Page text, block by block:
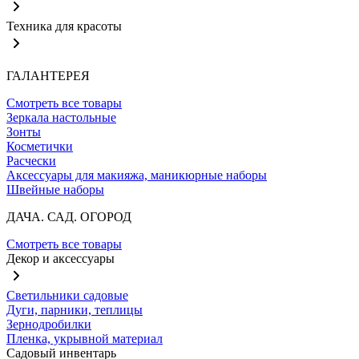
Техника для красоты
ГАЛАНТЕРЕЯ
Смотреть все товары
Зеркала настольные
Зонты
Косметички
Расчески
Аксессуары для макияжа, маникюрные наборы
Швейные наборы
ДАЧА. САД. ОГОРОД
Смотреть все товары
Декор и аксессуары
Светильники садовые
Дуги, парники, теплицы
Зернодробилки
Пленка, укрывной материал
Садовый инвентарь